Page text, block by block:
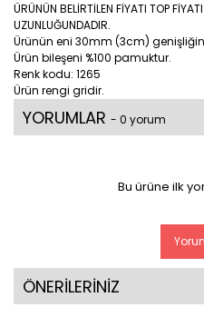
ÜRÜNÜN BELİRTİLEN FİYATI TOP
UZUNLUĞUNDADIR.
Ürünün eni 30mm (3cm)
Ürün bileşeni %100 pamuktur.
Renk kodu: 1265
Ürün rengi gridir.
YORUMLAR - 0 yorum
Bu ürüne ilk
ÖNERİLERİNİZ